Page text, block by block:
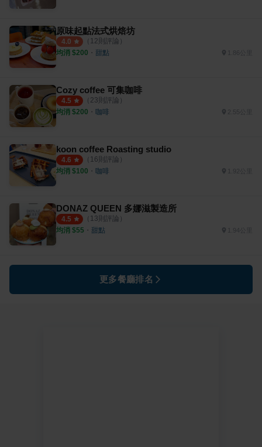
原味起點法式烘焙坊
4.0 （ 12則評論）
均消 $200 ・ 甜點
Cozy coffee 可集咖啡
4.5 （ 23則評論）
均消 $200 ・ 咖啡 2.55公里
koon coffee Roasting studio
4.6 （ 16則評論）
均消 $100 ・ 咖啡
DONAZ QUEEN 多娜滋製造所
4.5 （ 13則評論）
均消 $55 ・ 甜點 1.94公里
更多餐廳排名